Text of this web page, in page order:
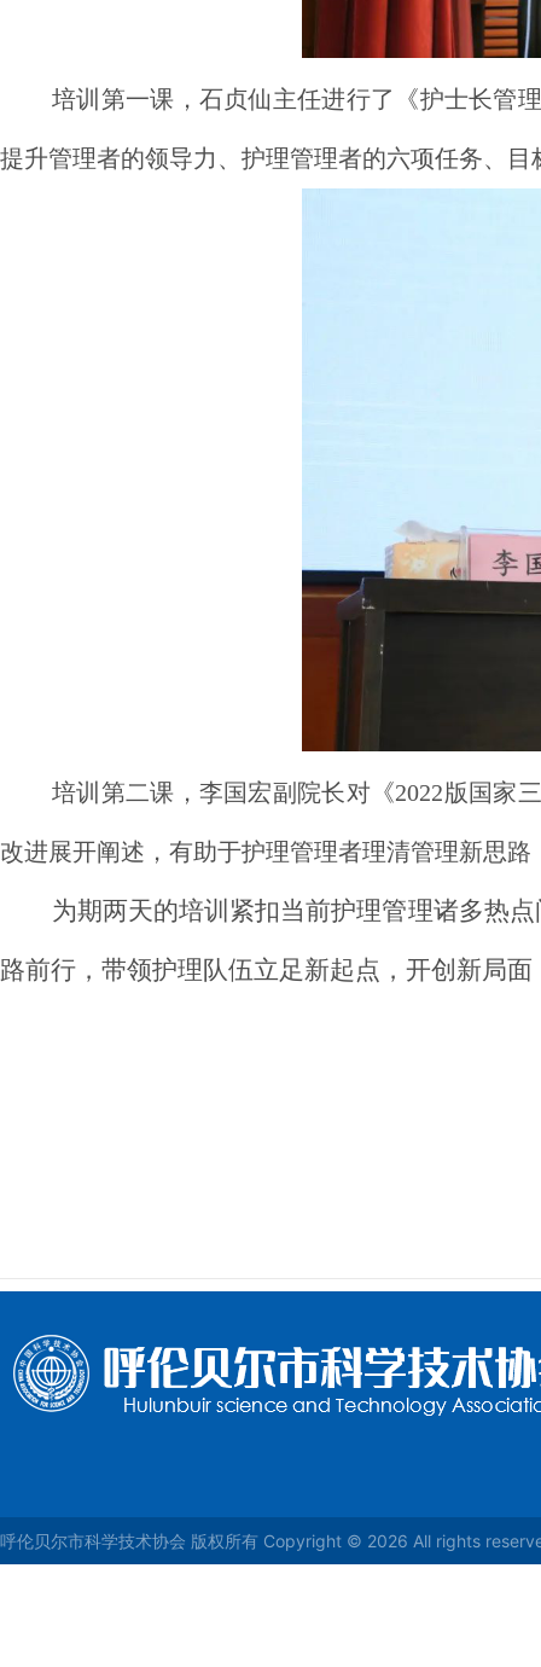
培训第一课，石贞仙主任进行了《护士长管
提升管理者的领导力、护理管理者的六项任务、
培训第二课，李国宏副院长对《2022版国家
改进展开阐述，有助于护理管理者理清管理新思
为期两天的培训紧扣当前护理管理诸多热
路前行，带领护理队伍立足新起点，开创新局
呼伦贝尔市科学技术协会 版权所有 Copyright © 2026 All rights